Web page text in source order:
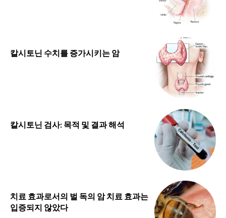
칼시토닌 수치를 증가시키는 암
칼시토닌 검사: 목적 및 결과 해석
치료 효과로서의 벌 독의 암 치료 효과는
입증되지 않았다